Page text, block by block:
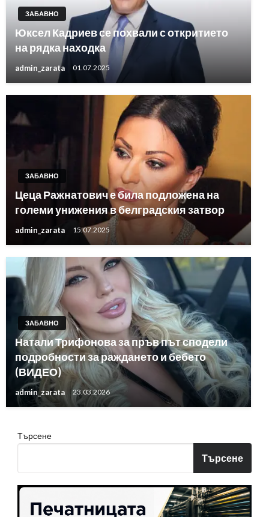
ЗАБАВНО
Юксел Кадриев се похвали с откритието
на рядка находка
admin_zarata 01.07.2025
ЗАБАВНО
Цеца Ражнатович е била подложена на
големи унижения в белградския затвор
admin_zarata 15.07.2025
ЗАБАВНО
Натали Трифонова за пръв път сподели
подробности за раждането и бебето
(ВИДЕО)
admin_zarata 23.03.2026
Търсене
Търсене